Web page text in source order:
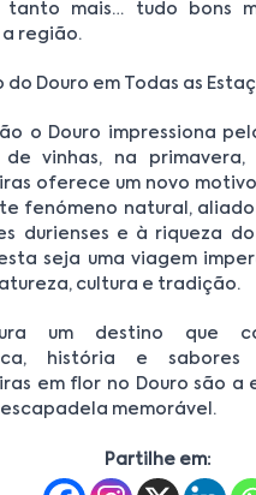
tanto mais… tudo bons
região.
do Douro em Todas as
o Douro impressiona
de vinhas, na
oferece um novo
fenómeno natural,
durienses e à riqueza
seja uma viagem
cultura e tradição.
um destino que
história e sabores
em flor no Douro são a
memorável.
Partilhe em: